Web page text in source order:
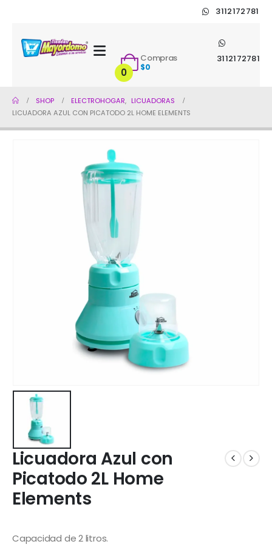
3112172781
3112172781
0
Compras
$0
SHOP ELECTROHOGAR, LICUADORAS
LICUADORA AZUL CON PICATODO 2L HOME ELEMENTS
Licuadora Azul con
Picatodo 2L Home
Elements
Capacidad de 2 litros.